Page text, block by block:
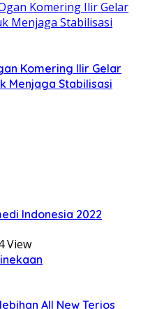
Komering Ilir Gelar
Menjaga Stabilisasi
Indonesia 2022
View
All New Terios